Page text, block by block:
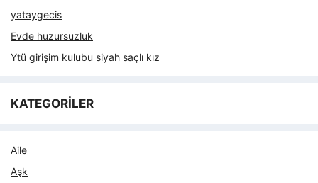
yataygecis
Evde huzursuzluk
Ytü girişim kulubu siyah saçlı kız
KATEGORİLER
Aile
Aşk